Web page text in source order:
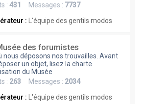
: 431 Messages : 7737
:
L'équipe des gentils modos
des forumistes
nous déposons nos trouvailles. Avant
un objet, lisez la charte
du Musée
: 263 Messages : 2034
:
L'équipe des gentils modos